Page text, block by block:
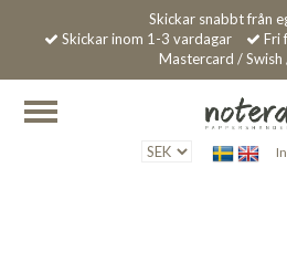
Skickar snabbt från
Skickar inom 1-3 vardagar
Fri
Mastercard / Swish